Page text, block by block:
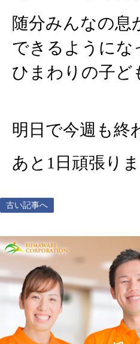
随分みんなの息
できるようにな
ひまわりの子ど
明日で今週も終
あと1日頑張り
古い記事へ